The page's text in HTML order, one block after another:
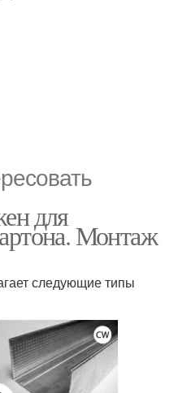
для
Монтаж
следующие типы